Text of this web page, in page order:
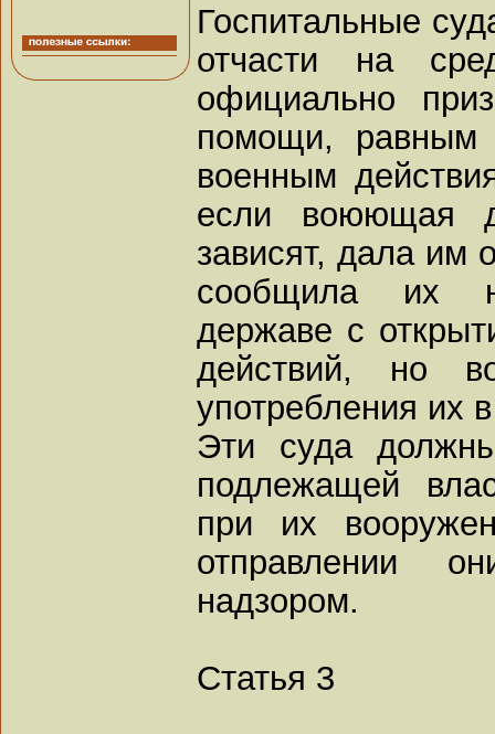
Госпитальные
отчасти на
официально
помощи, равным
военным
если воюющая
зависят, дала им
сообщила их
державе с
действий, но
употребления их
Эти суда
подлежащей
при их
отправлении
надзором.
Статья 3